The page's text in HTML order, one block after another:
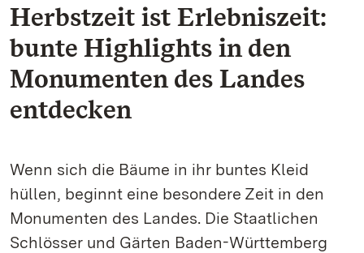
Herbstzeit ist Erlebniszeit:
bunte Highlights in den
Monumenten des Landes
entdecken
Wenn sich die Bäume in ihr buntes Kleid
hüllen, beginnt eine besondere Zeit in den
Monumenten des Landes. Die Staatlichen
Schlösser und Gärten Baden-Württemberg